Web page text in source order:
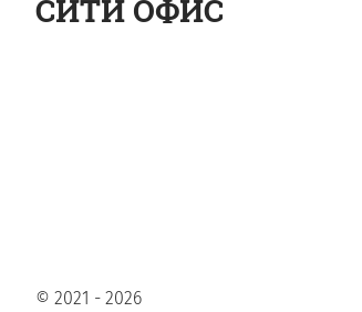
СИТИ ОФИС
© 2021 - 2026